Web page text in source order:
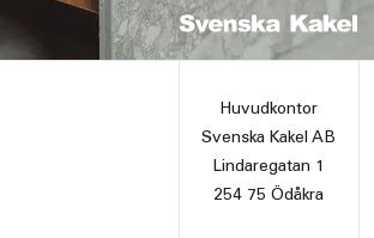
Huvudkontor
Svenska Kakel AB
Lindaregatan 1
254 75 Ödåkra